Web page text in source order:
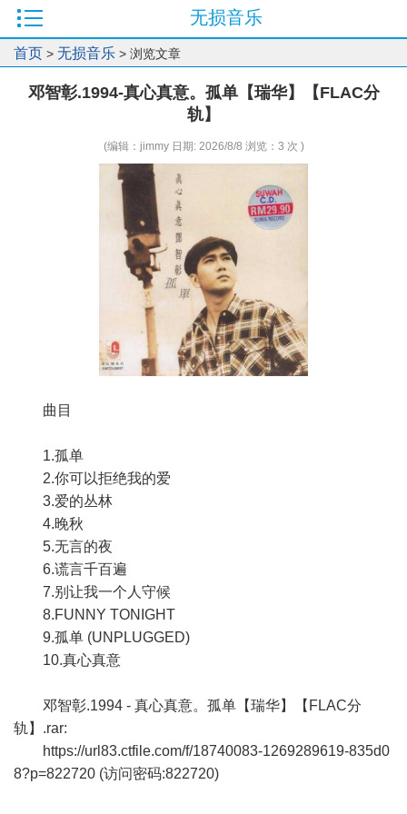
无损音乐
首页 > 无损音乐 > 浏览文章
邓智彰.1994-真心真意。孤单【瑞华】【FLAC分
轨】
(编辑：jimmy 日期: 2026/8/8 浏览：3 次 )
曲目
1.孤单
2.你可以拒绝我的爱
3.爱的丛林
4.晚秋
5.无言的夜
6.谎言千百遍
7.别让我一个人守候
8.FUNNY TONIGHT
9.孤单 (UNPLUGGED)
10.真心真意
邓智彰.1994 - 真心真意。孤单【瑞华】【FLAC分
轨】.rar:
https://url83.ctfile.com/f/18740083-1269289619-835d0
8?p=822720 (访问密码:822720)